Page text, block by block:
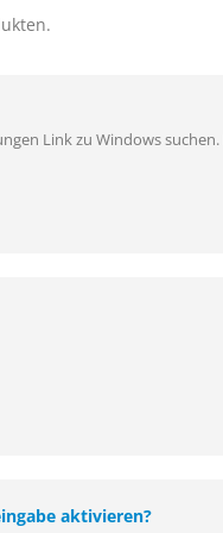
Link zu Windows
aktivieren?